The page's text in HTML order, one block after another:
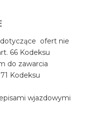
ofert nie
66 Kodeksu
do zawarcia
Kodeksu
wjazdowymi